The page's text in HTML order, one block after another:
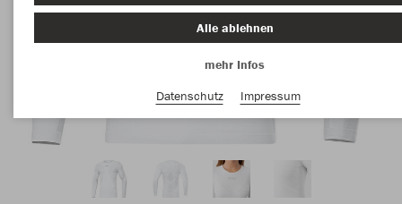
Alle ablehnen
mehr Infos
Datenschutz
Impressum